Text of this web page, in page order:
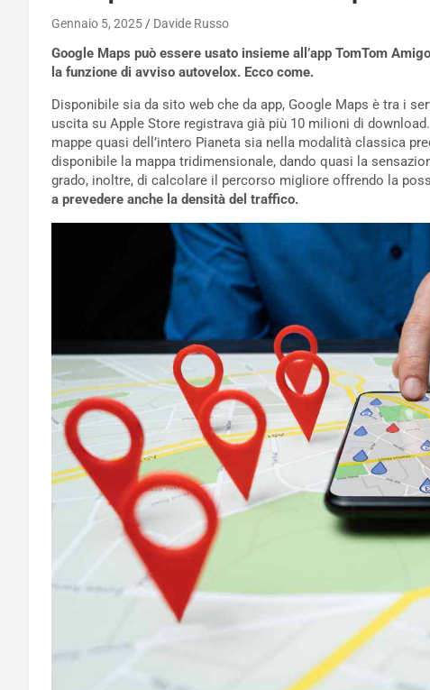
Gennaio 5, 2025 Davide Russo
Google Maps può essere usato insieme all’app TomTom
la funzione di avviso autovelox. Ecco come.
Disponibile sia da sito web che da app, Google Maps è tra i
uscita su Apple Store registrava già più 10 milioni di
mappe quasi dell’intero Pianeta sia nella modalità classica
disponibile la mappa tridimensionale, dando quasi la
grado, inoltre, di calcolare il percorso migliore offrendo la
a prevedere anche la densità del traffico.